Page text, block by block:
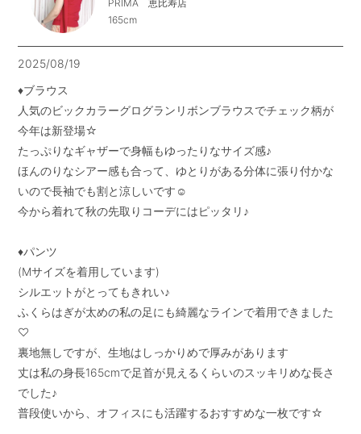
PRIMA 恵比寿店
165cm
2025/08/19
♦︎ブラウス
人気のビックカラーグログランリボンブラウスでチェック柄が
今年は新登場☆
たっぷりなギャザーで身幅もゆったりなサイズ感♪
ほんのりなシアー感も合って、ゆとりがある分体に張り付かな
いので長袖でも割と涼しいです☺︎
今から着れて秋の先取りコーデにはピッタリ♪
♦︎パンツ
(Mサイズを着用しています)
シルエットがとってもきれい♪
ふくらはぎが太めの私の足にも綺麗なラインで着用できました
♡
裏地無しですが、生地はしっかりめで厚みがあります
丈は私の身長165cmで足首が見えるくらいのスッキリめな長さ
でした♪
普段使いから、オフィスにも活躍するおすすめな一枚です☆